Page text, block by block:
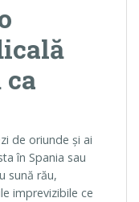
de oriunde și ai
în Spania sau
sună rău,
imprevizibile ce